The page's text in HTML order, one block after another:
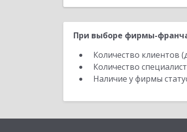
При выборе фирмы-
Количество клиентов
Количество
Наличие у фирмы